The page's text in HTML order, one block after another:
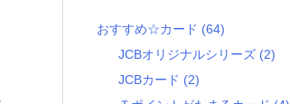
おすすめ☆カード (64)
JCBオリジナルシリーズ (2)
JCBカード (2)